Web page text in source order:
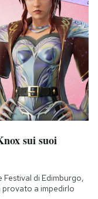
sui suoi
di Edimburgo,
provato a impedirlo